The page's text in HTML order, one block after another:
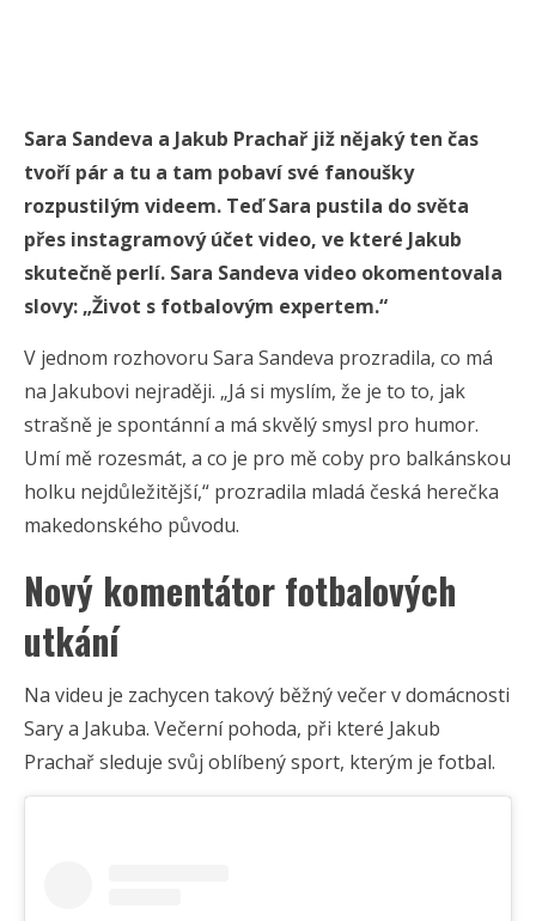
Sara Sandeva a Jakub Prachař již nějaký ten čas
tvoří pár a tu a tam pobaví své fanoušky
rozpustilým videem. Teď Sara pustila do světa
přes instagramový účet video, ve které Jakub
skutečně perlí. Sara Sandeva video okomentovala
slovy: „Život s fotbalovým expertem.“
V jednom rozhovoru Sara Sandeva prozradila, co má
na Jakubovi nejraději. „Já si myslím, že je to to, jak
strašně je spontánní a má skvělý smysl pro humor.
Umí mě rozesmát, a co je pro mě coby pro balkánskou
holku nejdůležitější,“ prozradila mladá česká herečka
makedonského původu.
Nový komentátor fotbalových
utkání
Na videu je zachycen takový běžný večer v domácnosti
Sary a Jakuba. Večerní pohoda, při které Jakub
Prachař sleduje svůj oblíbený sport, kterým je fotbal.